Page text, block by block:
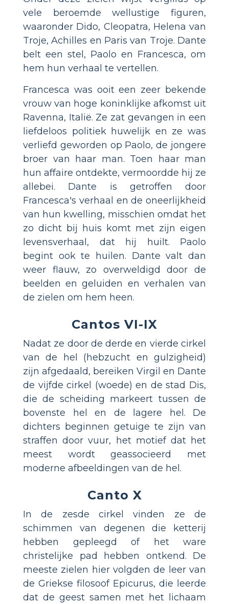
vele beroemde wellustige figuren,
waaronder Dido, Cleopatra, Helena van
Troje, Achilles en Paris van Troje. Dante
belt een stel, Paolo en Francesca, om
hem hun verhaal te vertellen.
Francesca was ooit een zeer bekende
vrouw van hoge koninklijke afkomst uit
Ravenna, Italië. Ze zat gevangen in een
liefdeloos politiek huwelijk en ze was
verliefd geworden op Paolo, de jongere
broer van haar man. Toen haar man
hun affaire ontdekte, vermoordde hij ze
allebei. Dante is getroffen door
Francesca's verhaal en de oneerlijkheid
van hun kwelling, misschien omdat het
zo dicht bij huis komt met zijn eigen
levensverhaal, dat hij huilt. Paolo
begint ook te huilen. Dante valt dan
weer flauw, zo overweldigd door de
beelden en geluiden en verhalen van
de zielen om hem heen.
Cantos VI-IX
Nadat ze door de derde en vierde cirkel
van de hel (hebzucht en gulzigheid)
zijn afgedaald, bereiken Virgil en Dante
de vijfde cirkel (woede) en de stad Dis,
die de scheiding markeert tussen de
bovenste hel en de lagere hel. De
dichters beginnen getuige te zijn van
straffen door vuur, het motief dat het
meest wordt geassocieerd met
moderne afbeeldingen van de hel.
Canto X
In de zesde cirkel vinden ze de
schimmen van degenen die ketterij
hebben gepleegd of het ware
christelijke pad hebben ontkend. De
meeste zielen hier volgden de leer van
de Griekse filosoof Epicurus, die leerde
dat de geest samen met het lichaam